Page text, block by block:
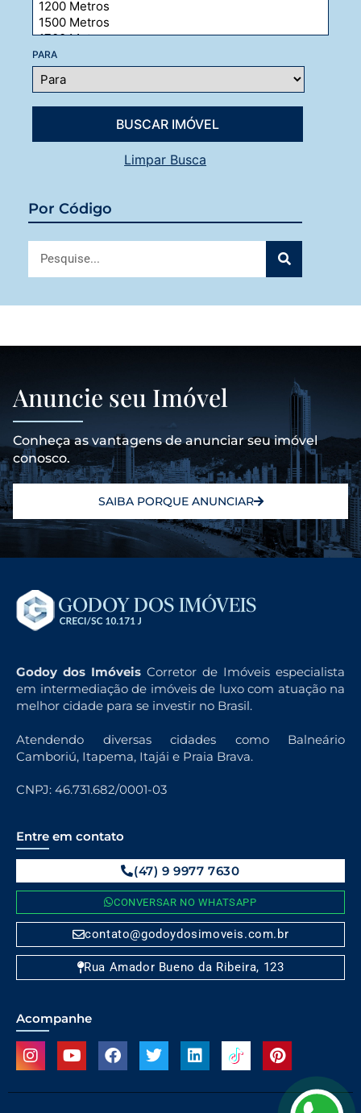
PARA
Limpar Busca
Por Código
Anuncie seu Imóvel
Conheça as vantagens de anunciar seu imóvel
conosco.
SAIBA PORQUE ANUNCIAR
Godoy dos Imóveis Corretor de Imóveis especialista
em intermediação de imóveis de luxo com atuação na
melhor cidade para se investir no Brasil.
Atendendo diversas cidades como Balneário
Camboriú, Itapema, Itajái e Praia Brava.
CNPJ: 46.731.682/0001-03
Entre em contato
(47) 9 9977 7630
CONVERSAR NO WHATSAPP
contato@godoydosimoveis.com.br
Rua Amador Bueno da Ribeira, 123
Acompanhe